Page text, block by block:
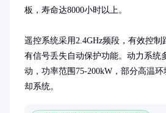
板，寿命达8000小时以上。
遥控系统采用2.4GHz频段，有效控制
有信号丢失自动保护功能。动力系统
动，功率范围75-200kW，部分高温
却系统。